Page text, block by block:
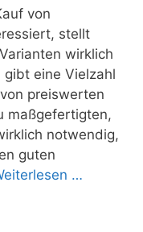
von
stellt
wirklich
gibt eine Vielzahl
preiswerten
maßgefertigten,
notwendig,
guten
…